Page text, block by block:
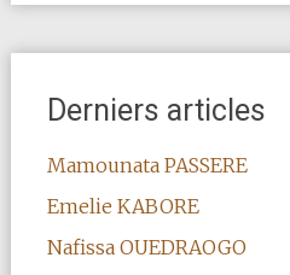
Derniers articles
Mamounata PASSERE
Emelie KABORE
Nafissa OUEDRAOGO